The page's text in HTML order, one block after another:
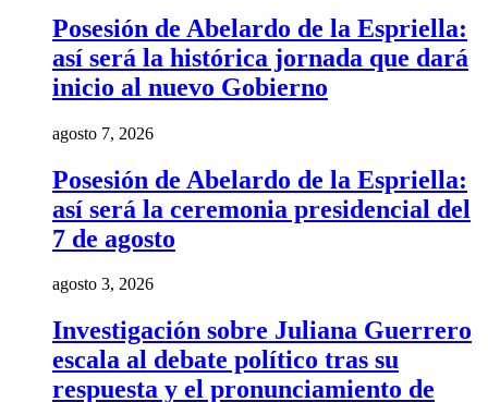
Posesión de Abelardo de la Espriella:
así será la histórica jornada que dará
inicio al nuevo Gobierno
agosto 7, 2026
Posesión de Abelardo de la Espriella:
así será la ceremonia presidencial del
7 de agosto
agosto 3, 2026
Investigación sobre Juliana Guerrero
escala al debate político tras su
respuesta y el pronunciamiento de